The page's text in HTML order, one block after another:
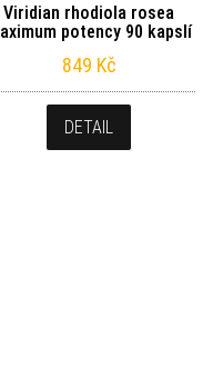
Viridian rhodiola rosea
potency 90 kapslí
849 Kč
DETAIL